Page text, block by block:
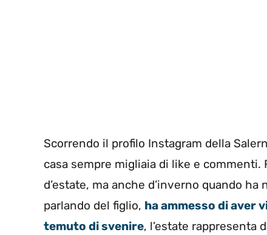
Scorrendo il profilo Instagram della
casa sempre migliaia di like e
d’estate, ma anche d’inverno quando
parlando del figlio, ha ammesso di aver
temuto di svenire, l’estate rappresenta